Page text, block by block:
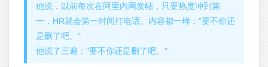
他说，以前每次在阿里内网发帖，只要热度冲到第
一，HR就会第一时间打电话。内容都一样："要不你还
是删了吧。"
他说了三遍："要不你还是删了吧。"